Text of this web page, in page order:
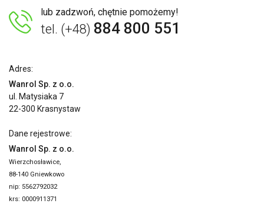
lub zadzwoń, chętnie pomożemy!
tel. (+48) 884 800 551
Adres:
Wanrol Sp. z o.o.
ul. Matysiaka 7
22-300 Krasnystaw
Dane rejestrowe:
Wanrol Sp. z o.o.
Wierzchosławice,
88-140 Gniewkowo
nip: 5562792032
krs: 0000911371